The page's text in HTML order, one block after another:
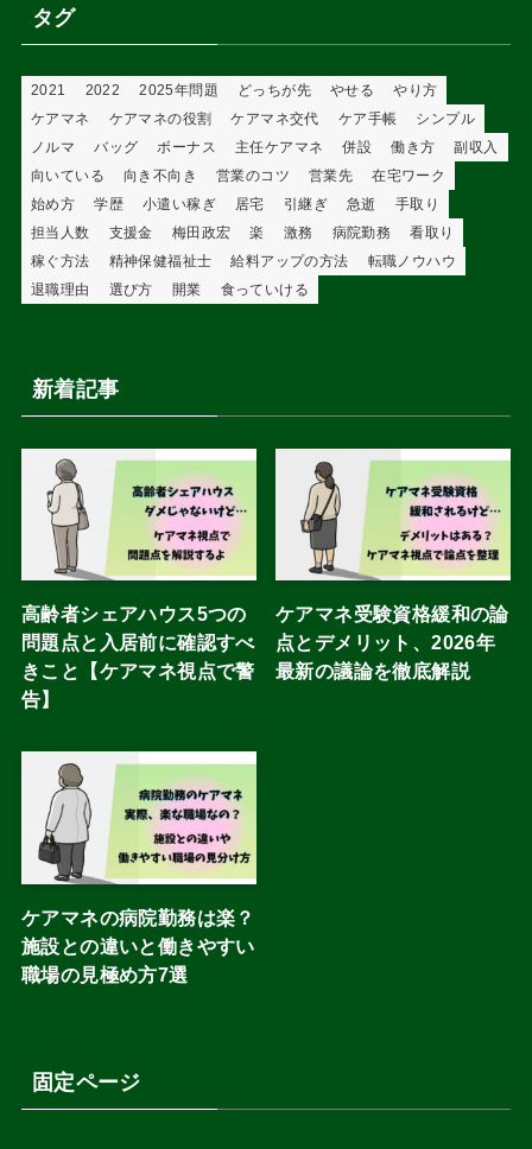
タグ
2021 2022 2025年問題 どっちが先 やせる
やり方
ケアマネ
ケアマネの役割 ケアマネ交代 ケア手帳
シンプル
ノルマ
バッグ ボーナス 主任ケアマネ 併設 働き方
副収入
向いている
向き不向き 営業のコツ 営業先
在宅ワーク
始め方
学歴 小遣い稼ぎ 居宅 引継ぎ 急逝
手取り
担当人数
支援金 梅田政宏 楽 激務 病院勤務
看取り
稼ぐ方法
精神保健福祉士 給料アップの方法
転職ノウハウ
退職理由
選び方 開業 食っていける
新着記事
高齢者シェアハウス5つの
問題点と入居前に確認すべ
きこと【ケアマネ視点で警
告】
ケアマネ受験資格緩和の論
点とデメリット、2026年
最新の議論を徹底解説
ケアマネの病院勤務は楽？
施設との違いと働きやすい
職場の見極め方7選
固定ページ